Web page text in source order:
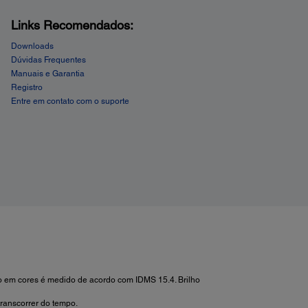
Links Recomendados:
Downloads
Dúvidas Frequentes
Manuais e Garantia
Registro
Entre em contato com o suporte
cores é medido de acordo com IDMS 15.4. Brilho
do tempo.